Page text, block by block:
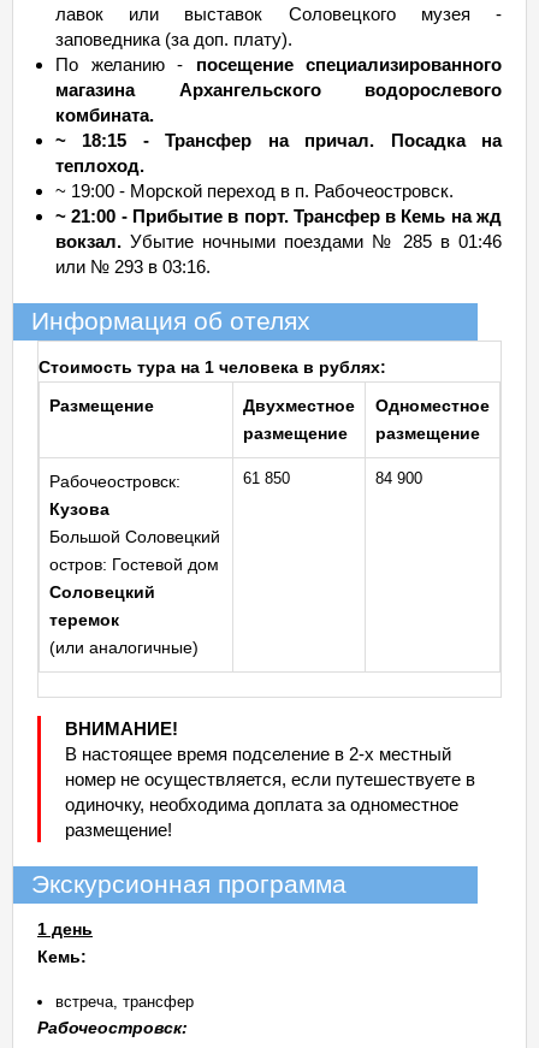
лавок или выставок Соловецкого музея -
заповедника (за доп. плату).
По желанию - посещение специализированного
магазина Архангельского водорослевого
комбината.
~ 18:15 - Трансфер на причал. Посадка на
теплоход.
~ 19:00 - Морской переход в п. Рабочеостровск.
~ 21:00 - Прибытие в порт. Трансфер в Кемь на жд
вокзал. Убытие ночными поездами № 285 в 01:46
или № 293 в 03:16.
Информация об отелях
Стоимость тура на 1 человека в рублях:
Размещение
Двухместное
размещение
Одноместное
размещение
Рабочеостровск:
Кузова
Большой Соловецкий
остров: Гостевой дом
Соловецкий
теремок
(или аналогичные)
61 850 84 900
ВНИМАНИЕ!
В настоящее время подселение в 2-х местный
номер не осуществляется, если путешествуете в
одиночку, необходима доплата за одноместное
размещение!
Экскурсионная программа
1 день
Кемь:
встреча, трансфер
Рабочеостровск: